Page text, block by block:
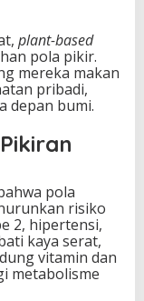
plant-based
pola pikir.
mereka makan
pribadi,
depan bumi.
pola
risiko
2, hipertensi,
kaya serat,
vitamin dan
metabolisme